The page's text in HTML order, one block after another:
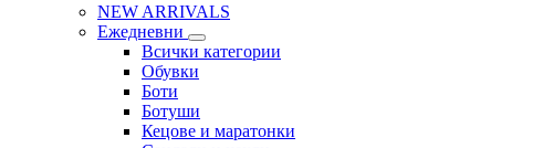
NEW ARRIVALS
Ежедневни
Всички категории
Обувки
Боти
Ботуши
Кецове и маратонки